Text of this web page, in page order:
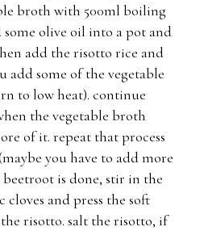
broth with 500ml boiling
olive oil into a pot and
add the risotto rice and
add some of the vegetable
to low heat). continue
the vegetable broth
of it. repeat that process
you have to add more
is done, stir in the
and press the soft
risotto. salt the risotto, if